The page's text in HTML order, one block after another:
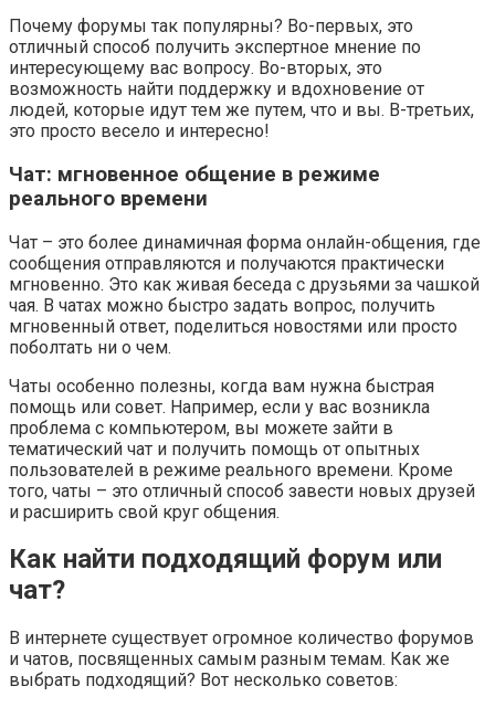
Почему форумы так популярны? Во-первых, это
отличный способ получить экспертное мнение по
интересующему вас вопросу. Во-вторых, это
возможность найти поддержку и вдохновение от
людей, которые идут тем же путем, что и вы. В-третьих,
это просто весело и интересно!
Чат: мгновенное общение в режиме
реального времени
Чат – это более динамичная форма онлайн-общения, где
сообщения отправляются и получаются практически
мгновенно. Это как живая беседа с друзьями за чашкой
чая. В чатах можно быстро задать вопрос, получить
мгновенный ответ, поделиться новостями или просто
поболтать ни о чем.
Чаты особенно полезны, когда вам нужна быстрая
помощь или совет. Например, если у вас возникла
проблема с компьютером, вы можете зайти в
тематический чат и получить помощь от опытных
пользователей в режиме реального времени. Кроме
того, чаты – это отличный способ завести новых друзей
и расширить свой круг общения.
Как найти подходящий форум или
чат?
В интернете существует огромное количество форумов
и чатов, посвященных самым разным темам. Как же
выбрать подходящий? Вот несколько советов: